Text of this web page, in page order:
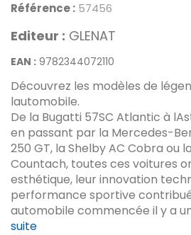
Référence : 57456
Editeur : GLENAT
EAN : 9782344072110
Découvrez les modèles de
lautomobile.
De la Bugatti 57SC Atlantic à
en passant par la Mercedes-
250 GT, la Shelby AC Cobra ou
Countach, toutes ces voitures
esthétique, leur innovation
performance sportive
automobile commencée il y a
suite